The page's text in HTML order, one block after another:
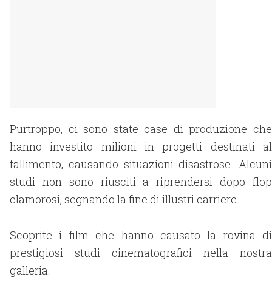
Purtroppo, ci sono state case di produzione che
hanno investito milioni in progetti destinati al
fallimento, causando situazioni disastrose. Alcuni
studi non sono riusciti a riprendersi dopo flop
clamorosi, segnando la fine di illustri carriere.
Scoprite i film che hanno causato la rovina di
prestigiosi studi cinematografici nella nostra
galleria.